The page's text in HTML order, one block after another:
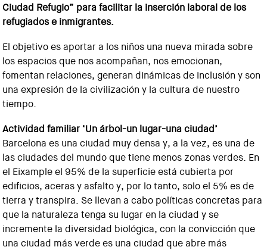
Ciudad Refugio” para facilitar la inserción laboral de los
refugiados e inmigrantes.
El objetivo es aportar a los niños una nueva mirada sobre
los espacios que nos acompañan, nos emocionan,
fomentan relaciones, generan dinámicas de inclusión y son
una expresión de la civilización y la cultura de nuestro
tiempo.
Actividad familiar ‘Un árbol-un lugar-una ciudad’
Barcelona es una ciudad muy densa y, a la vez, es una de
las ciudades del mundo que tiene menos zonas verdes. En
el Eixample el 95% de la superficie está cubierta por
edificios, aceras y asfalto y, por lo tanto, solo el 5% es de
tierra y transpira. Se llevan a cabo políticas concretas para
que la naturaleza tenga su lugar en la ciudad y se
incremente la diversidad biológica, con la convicción que
una ciudad más verde es una ciudad que abre más